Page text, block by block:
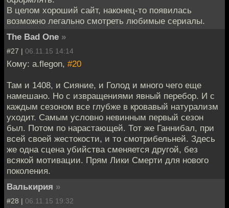
В целом хороший сайт, наконец-то появилась
возможно легально смотреть любимые сериалы.
The Bad One »
#27 | 06.11.15 14:14
Кому: a.flegon, #20
Там и 1408, и Сияние, и Голод и много чего еще
намешано. Но с извращениями явный перебор. И с
каждым сезоном все глубже в кровавый натурализм
уходит. Самым условно невинным первый сезон
был. Потом по нарастающей. Тот же Ганнибал, при
всей своей жестокости, и то смотрибельней. Здесь
же одна сцена убийства сменяется другой, без
всякой мотивации. Прям Лики Смерти для нового
поколения.
Валькирия »
#28 | 06.11.15 19:32